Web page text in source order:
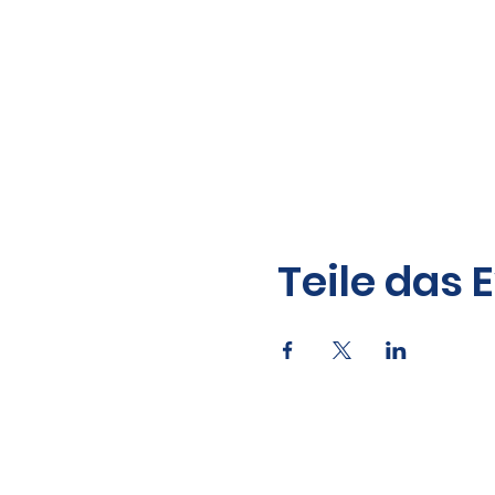
Teile das